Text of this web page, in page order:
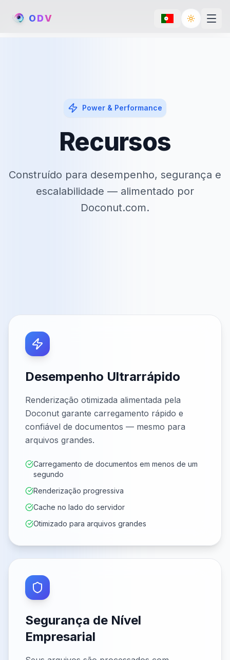
ODV Toggle
Power & Performance
Recursos
Construído para desempenho, segurança e
escalabilidade — alimentado por
Doconut.com.
Desempenho Ultrarrápido
Renderização otimizada alimentada pela
Doconut garante carregamento rápido e
confiável de documentos — mesmo para
arquivos grandes.
Carregamento de documentos em menos de um
segundo
Renderização progressiva
Cache no lado do servidor
Otimizado para arquivos grandes
Segurança de Nível
Empresarial